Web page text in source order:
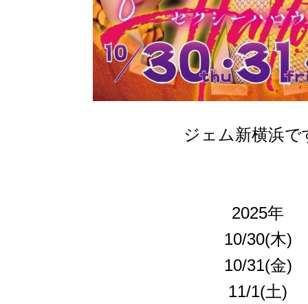
ジェム新横浜
2025年
10/30(木)
10/31(金)
11/1(土)